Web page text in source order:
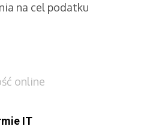
na cel podatku
online
IT